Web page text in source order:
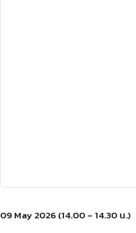
09 May 2026 (14.00 – 14.30 น.)